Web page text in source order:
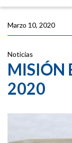
Marzo 10, 2020
Noticias
MISIÓN
2020